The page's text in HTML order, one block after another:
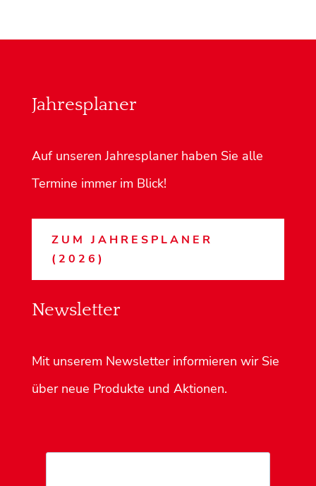
Jahresplaner
Auf unseren Jahresplaner haben Sie alle
Termine immer im Blick!
ZUM JAHRESPLANER
(2026)
Newsletter
Mit unserem Newsletter informieren wir Sie
über neue Produkte und Aktionen.